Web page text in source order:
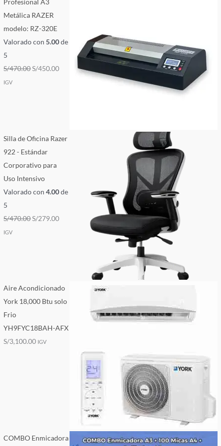
Profesional A3
Metálica RAZER
modelo: RZ-320E
Valorado con5.00de
5
S/470.00S/450.00
IGV
Silla de Oficina Razer
922 - Estándar
Corporativo para
Uso Intensivo
Valorado con4.00de
5
S/470.00S/279.00
IGV
Aire Acondicionado
York 18,000 Btu solo
Frio
YH9FYC18BAH-AFX
S/3,100.00 IGV
COMBO Enmicadora